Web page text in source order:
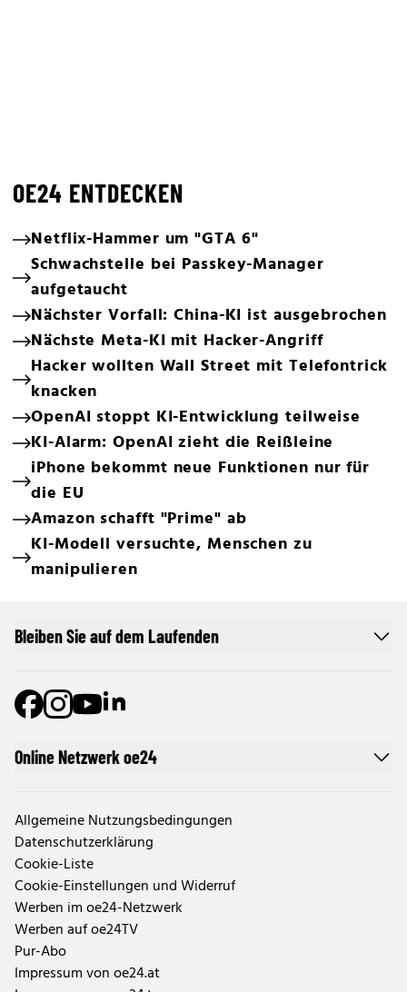
OE24 ENTDECKEN
Netflix-Hammer um "GTA 6"
Schwachstelle bei Passkey-Manager
aufgetaucht
Nächster Vorfall: China-KI ist ausgebrochen
Nächste Meta-KI mit Hacker-Angriff
Hacker wollten Wall Street mit Telefontrick
knacken
OpenAI stoppt KI-Entwicklung teilweise
KI-Alarm: OpenAI zieht die Reißleine
iPhone bekommt neue Funktionen nur für
die EU
Amazon schafft "Prime" ab
KI-Modell versuchte, Menschen zu
manipulieren
Online Netzwerk oe24
Allgemeine Nutzungsbedingungen
Datenschutzerklärung
Cookie-Liste
Cookie-Einstellungen und Widerruf
Werben im oe24-Netzwerk
Werben auf oe24TV
Pur-Abo
Impressum von oe24.at
Bleiben Sie auf dem Laufenden